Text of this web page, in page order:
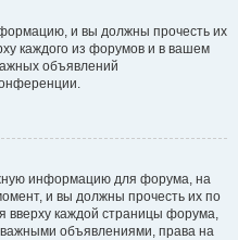
и вы должны прочесть их
каждого из форумов и в вашем
объявлений
информацию для форума, на
и вы должны прочесть их по
вверху каждой страницы форума,
важными объявлениями, права на